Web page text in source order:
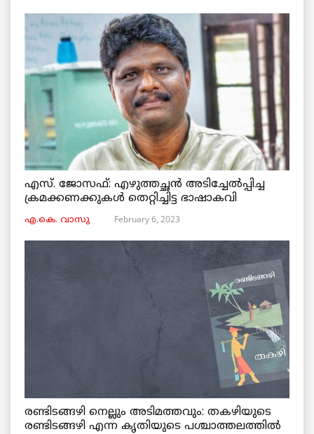
എസ്. ജോസഫ്: എഴുത്തച്ഛൻ അടിച്ചേൽപ്പിച്ച
ക്രമക്കണക്കുകൾ തെറ്റിച്ചിട്ട ഭാഷാകവി
എ.കെ. വാസു February 6, 2023
രണ്ടിടങ്ങഴി നെല്ലും അടിമത്തവും: തകഴിയുടെ
രണ്ടിടങ്ങഴി എന്ന കൃതിയുടെ പശ്ചാത്തലത്തിൽ